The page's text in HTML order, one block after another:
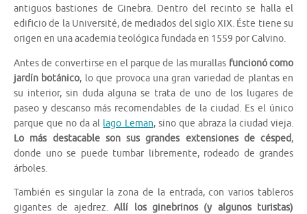
antiguos bastiones de Ginebra. Dentro del recinto se halla el
edificio de la Université, de mediados del siglo XIX. Éste tiene su
origen en una academia teológica fundada en 1559 por Calvino.
Antes de convertirse en el parque de las murallas funcionó como
jardín botánico, lo que provoca una gran variedad de plantas en
su interior, sin duda alguna se trata de uno de los lugares de
paseo y descanso más recomendables de la ciudad. Es el único
parque que no da al lago Leman, sino que abraza la ciudad vieja.
Lo más destacable son sus grandes extensiones de césped,
donde uno se puede tumbar libremente, rodeado de grandes
árboles.
También es singular la zona de la entrada, con varios tableros
gigantes de ajedrez.Allí los ginebrinos (y algunos turistas)